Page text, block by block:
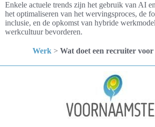
Enkele actuele trends zijn het gebruik van AI
het optimaliseren van het wervingsproces, de
inclusie, en de opkomst van hybride
werkcultuur bevorderen.
Werk> Wat doet een recruiter